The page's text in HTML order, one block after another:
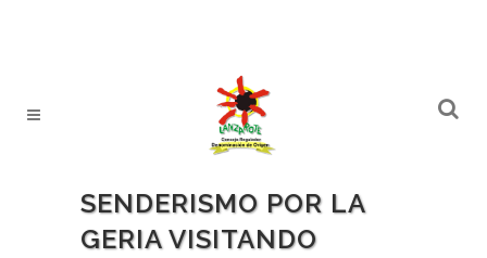
SENDERISMO POR LA
GERIA VISITANDO